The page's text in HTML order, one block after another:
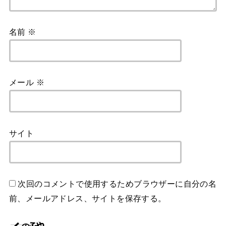
名前 ※
メール ※
サイト
次回のコメントで使用するためブラウザーに自分の名
前、メールアドレス、サイトを保存する。